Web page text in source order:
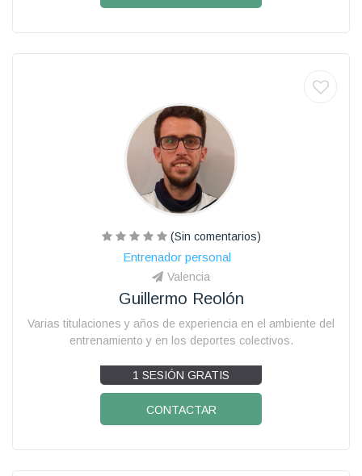
(Sin comentarios)
Entrenador personal
Valencia
Guillermo Reolón
Varias titulaciones y años de experiencia en el ambiente del
entrenamiento y en los deportes colectivos.
1 SESIÓN GRATIS
CONTACTAR